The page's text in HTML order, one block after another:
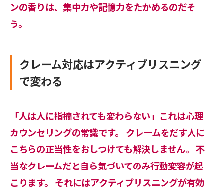
ンの香りは、集中力や記憶力をたかめるのだそ
う。
クレーム対応はアクティブリスニング
で変わる
「人は人に指摘されても変わらない」これは心理
カウンセリングの常識です。 クレームをだす人に
こちらの正当性をおしつけても解決しません。 不
当なクレームだと自ら気づいてのみ行動変容が起
こります。 それにはアクティブリスニングが有効